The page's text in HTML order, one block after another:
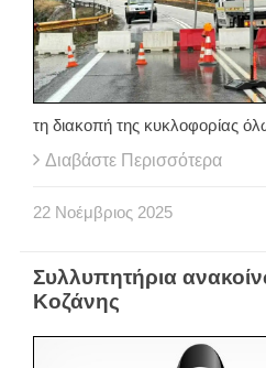
τη διακοπή της κυκλοφορίας
Διαβάστε Περισσότερα
22 Νοέμβριος 2025
Συλλυπητήρια
Κοζάνης